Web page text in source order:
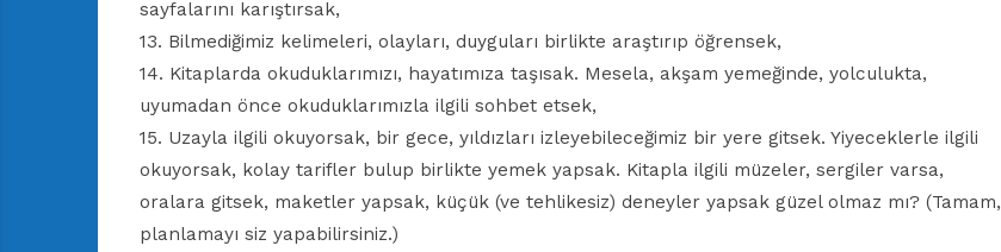
sayfalarını karıştırsak,
13. Bilmediğimiz kelimeleri, olayları, duyguları birlikte araştırıp öğrensek,
14. Kitaplarda okuduklarımızı, hayatımıza taşısak. Mesela, akşam yemeğinde, yolculukta,
uyumadan önce okuduklarımızla ilgili sohbet etsek,
15. Uzayla ilgili okuyorsak, bir gece, yıldızları izleyebileceğimiz bir yere gitsek. Yiyeceklerle ilgili
okuyorsak, kolay tarifler bulup birlikte yemek yapsak. Kitapla ilgili müzeler, sergiler varsa,
oralara gitsek, maketler yapsak, küçük (ve tehlikesiz) deneyler yapsak güzel olmaz mı? (Tamam,
planlamayı siz yapabilirsiniz.)